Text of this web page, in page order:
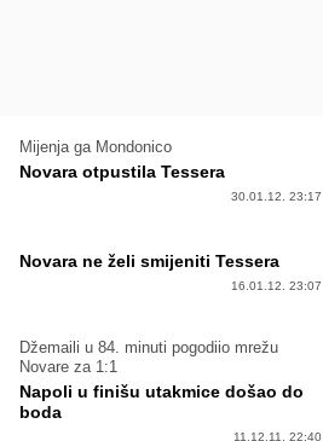
Mijenja ga Mondonico
Novara otpustila Tessera
30.01.12. 23:17
Novara ne želi smijeniti Tessera
16.01.12. 23:07
Džemaili u 84. minuti pogodiio mrežu
Novare za 1:1
Napoli u finišu utakmice došao do
boda
11.12.11. 22:40